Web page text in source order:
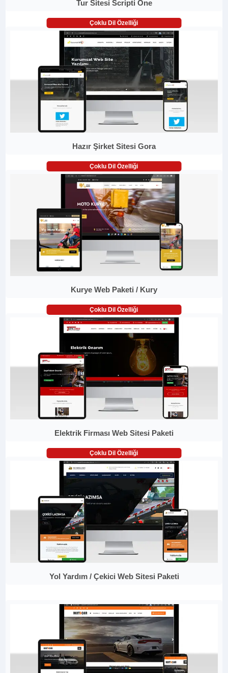
Tur Sitesi Scripti One
Çoklu Dil Özelliği
Hazır Şirket Sitesi Gora
Çoklu Dil Özelliği
Kurye Web Paketi / Kury
Çoklu Dil Özelliği
Elektrik Firması Web Sitesi Paketi
Çoklu Dil Özelliği
Yol Yardım / Çekici Web Sitesi Paketi